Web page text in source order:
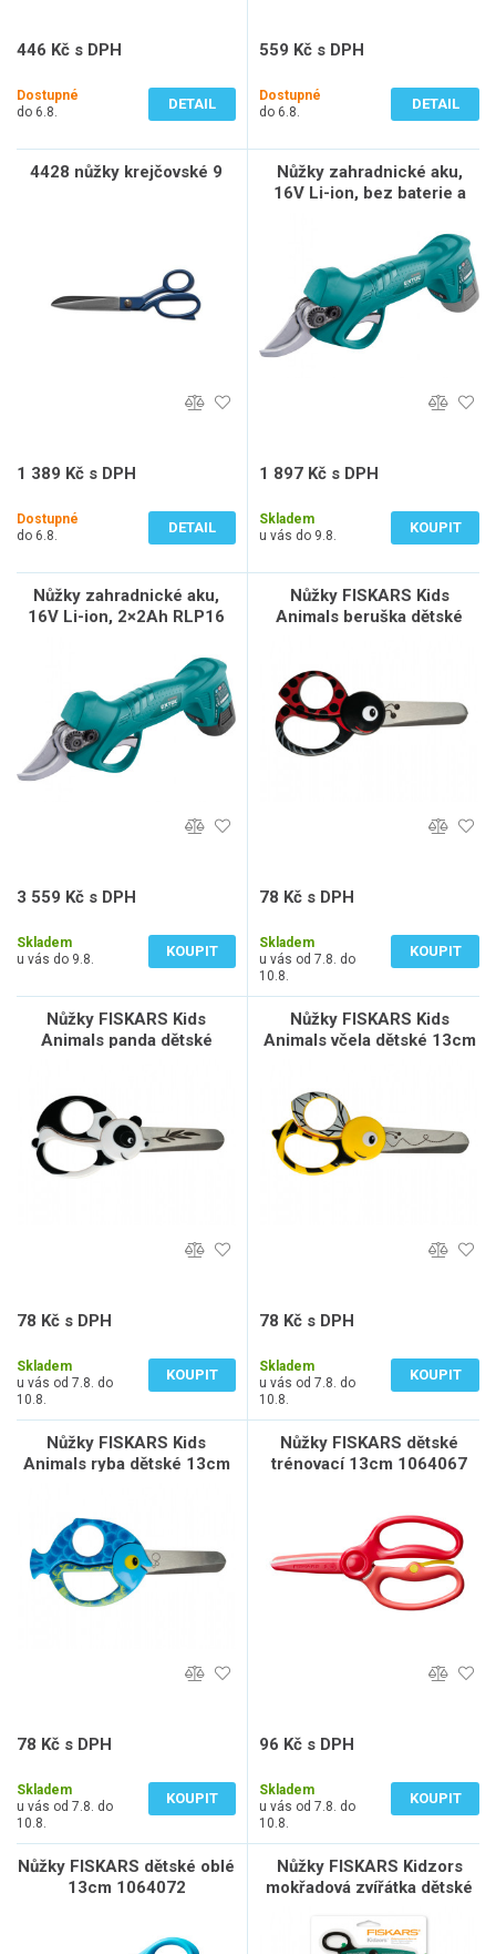
446 Kč s DPH
Dostupné
do 6.8.
DETAIL
559 Kč s DPH
Dostupné
do 6.8.
DETAIL
4428 nůžky krejčovské 9
1 389 Kč s DPH
Dostupné
do 6.8.
DETAIL
Nůžky zahradnické aku,
16V Li-ion, bez baterie a
1 897 Kč s DPH
Skladem
u vás do 9.8.
KOUPIT
Nůžky zahradnické aku,
16V Li-ion, 2×2Ah RLP16
3 559 Kč s DPH
Skladem
u vás do 9.8.
KOUPIT
Nůžky FISKARS Kids
Animals beruška dětské
78 Kč s DPH
Skladem
u vás od 7.8. do
10.8.
KOUPIT
Nůžky FISKARS Kids
Animals panda dětské
78 Kč s DPH
Skladem
u vás od 7.8. do
10.8.
KOUPIT
Nůžky FISKARS Kids
Animals včela dětské 13cm
78 Kč s DPH
Skladem
u vás od 7.8. do
10.8.
KOUPIT
Nůžky FISKARS Kids
Animals ryba dětské 13cm
78 Kč s DPH
Skladem
u vás od 7.8. do
10.8.
KOUPIT
Nůžky FISKARS dětské
trénovací 13cm 1064067
96 Kč s DPH
Skladem
u vás od 7.8. do
10.8.
KOUPIT
Nůžky FISKARS dětské oblé
13cm 1064072
Nůžky FISKARS Kidzors
mokřadová zvířátka dětské